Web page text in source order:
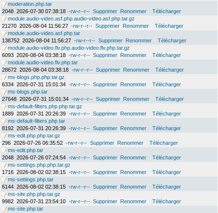
moderation.php.tar
2048 2026-07-30 07:38:18 -rw-r--r-- Supprimer Renommer
Télécharger
module.audio-video.asf.php.audio-video.asf.php.tar.gz
21270 2026-08-04 11:56:27 -rw-r--r-- Supprimer Renommer
Télécharger
module.audio-video.asf.php.tar
138752 2026-08-04 11:56:27 -rw-r--r-- Supprimer Renommer
Télécharger
module.audio-video.flv.php.audio-video.flv.php.tar.gz
6093 2026-08-04 03:38:18 -rw-r--r-- Supprimer Renommer
Télécharger
module.audio-video.flv.php.tar
28672 2026-08-04 03:38:18 -rw-r--r-- Supprimer Renommer
Télécharger
ms-blogs.php.php.tar.gz
6334 2026-07-31 15:01:34 -rw-r--r-- Supprimer Renommer
Télécharger
ms-blogs.php.tar
27648 2026-07-31 15:01:34 -rw-r--r-- Supprimer Renommer
Télécharger
ms-default-filters.php.php.tar.gz
1889 2026-07-31 20:26:39 -rw-r--r-- Supprimer Renommer
Télécharger
ms-default-filters.php.tar
8192 2026-07-31 20:26:39 -rw-r--r-- Supprimer Renommer
Télécharger
ms-edit.php.php.tar.gz
296 2026-07-26 06:35:52 -rw-r--r-- Supprimer Renommer
Télécharger
ms-edit.php.tar
2048 2026-07-26 07:24:54 -rw-r--r-- Supprimer Renommer
Télécharger
ms-settings.php.php.tar.gz
1716 2026-08-02 02:38:15 -rw-r--r-- Supprimer Renommer
Télécharger
ms-settings.php.tar
6144 2026-08-02 02:38:15 -rw-r--r-- Supprimer Renommer
Télécharger
ms-site.php.php.tar.gz
9982 2026-07-31 23:54:10 -rw-r--r-- Supprimer Renommer
Télécharger
ms-site.php.tar